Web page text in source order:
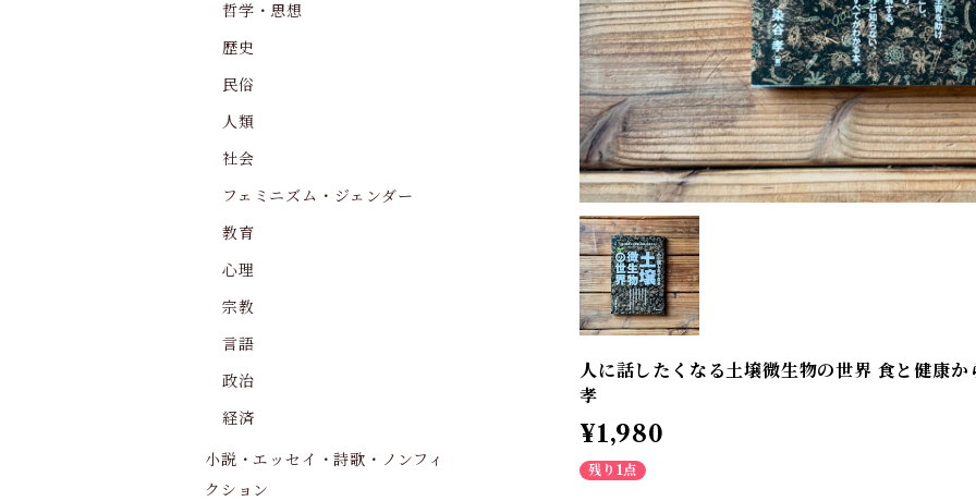
人に話したくなる土壌微生物の世界 食と健康
孝
¥1,980
残り1点
哲学・思想
歴史
民俗
人類
社会
フェミニズム・ジェンダー
教育
心理
宗教
言語
政治
経済
小説・エッセイ・詩歌・ノンフィ
クション